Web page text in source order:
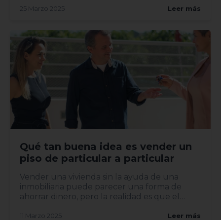
25 Marzo 2025 Leer más
Qué tan buena idea es vender un
piso de particular a particular
Vender una vivienda sin la ayuda de una
inmobiliaria puede parecer una forma de
ahorrar dinero, pero la realidad es que el
11 Marzo 2025 Leer más